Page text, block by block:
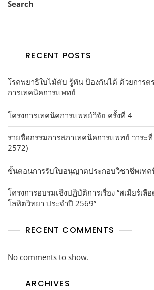
Search
RECENT POSTS
โรคพยาธิใบไม้ตับ รู้ทัน ป้องกันได้ ด้วยการต
การเทคนิคการแพทย์
โครงการเทคนิคการแพทย์วิจัย ครั้งที่ 4
รายชื่อกรรมการสภาเทคนิคการแพทย์ วาระ
2572)
ขั้นตอนการรับใบอนุญาตประกอบวิชาชีพเท
โครงการอบรมเชิงปฏิบัติการเรื่อง “สเมียร์เ
โลหิตวิทยา ประจำปี 2569”
RECENT COMMENTS
No comments to show.
ARCHIVES